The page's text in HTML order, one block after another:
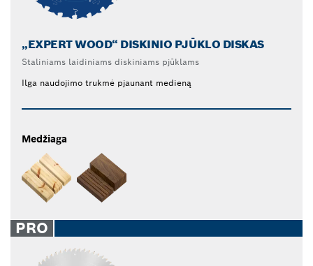
„EXPERT WOOD“ DISKINIO PJŪKLO DISKAS
Staliniams laidiniams diskiniams pjūklams
Ilga naudojimo trukmė pjaunant medieną
Medžiaga
PRO